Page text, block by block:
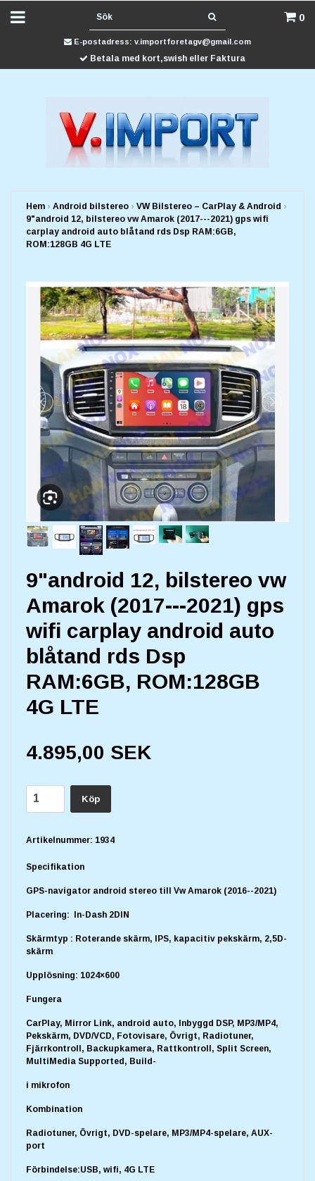
0
E-postadress: v.importforetagv@gmail.com
Betala med kort,swish eller Faktura
Hem › Android bilstereo › VW Bilstereo – CarPlay & Android ›
9"android 12, bilstereo vw Amarok (2017---2021) gps wifi
carplay android auto blåtand rds Dsp RAM:6GB,
ROM:128GB 4G LTE
9"android 12, bilstereo vw
Amarok (2017---2021) gps
wifi carplay android auto
blåtand rds Dsp
RAM:6GB, ROM:128GB
4G LTE
4.895,00 SEK
Köp
Artikelnummer: 1934
Specifikation
GPS-navigator android stereo till Vw Amarok (2016--2021)
Placering: In-Dash 2DIN
Skärmtyp : Roterande skärm, IPS, kapacitiv pekskärm, 2,5D-
skärm
Upplösning: 1024×600
Fungera
CarPlay, Mirror Link, android auto, Inbyggd DSP, MP3/MP4,
Pekskärm, DVD/VCD, Fotovisare, Övrigt, Radiotuner,
Fjärrkontroll, Backupkamera, Rattkontroll, Split Screen,
MultiMedia Supported, Build-
i mikrofon
Kombination
Radiotuner, Övrigt, DVD-spelare, MP3/MP4-spelare, AUX-
port
Förbindelse:USB, wifi, 4G LTE